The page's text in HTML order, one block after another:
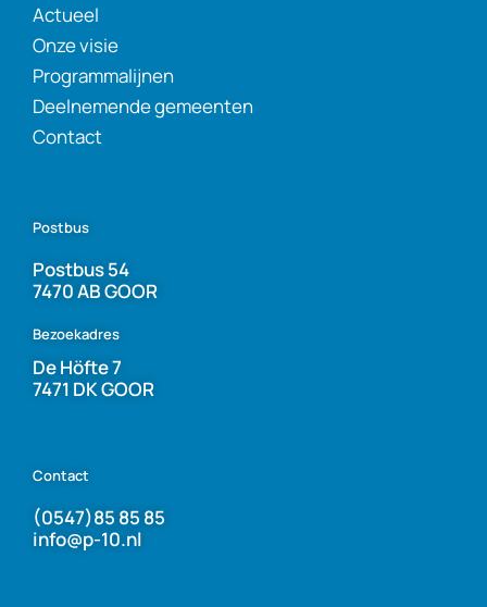
Actueel
Onze visie
Programmalijnen
Deelnemende gemeenten
Contact
Postbus
Postbus 54
7470 AB GOOR
Bezoekadres
De Höfte 7
7471 DK GOOR
Contact
(0547)85 85 85
info@p-10.nl